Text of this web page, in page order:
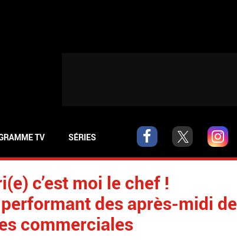
TV SÉRIES
c’est moi le chef !
des après-midi de
commerciales